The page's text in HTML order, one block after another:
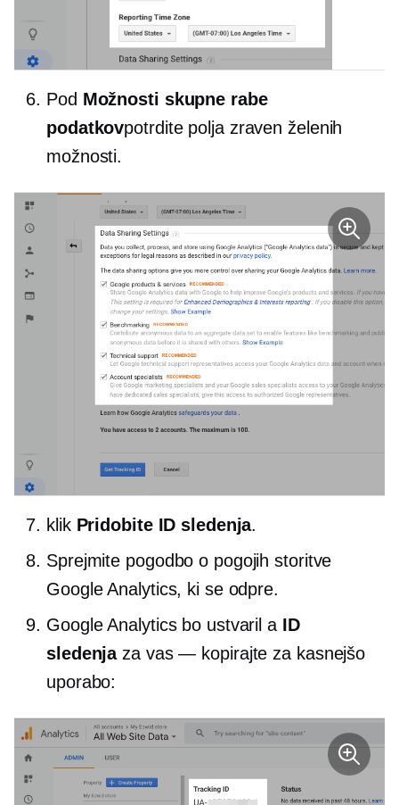
Pod Možnosti skupne rabe
podatkovpotrdite polja zraven želenih
možnosti.
klik Pridobite ID sledenja.
Sprejmite pogodbo o pogojih storitve
Google Analytics, ki se odpre.
Google Analytics bo ustvaril a ID
sledenjaza vas — kopirajte za kasnejšo
uporabo: